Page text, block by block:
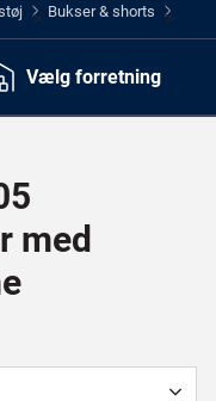
> Bukser & shorts >
Vælg forretning
med